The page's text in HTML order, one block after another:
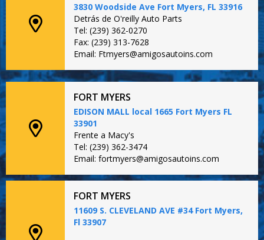
3830 Woodside Ave Fort Myers, FL 33916
Detrás de O'reilly Auto Parts
Tel: (239) 362-0270
Fax: (239) 313-7628
Email: Ftmyers@amigosautoins.com
FORT MYERS
EDISON MALL local 1665 Fort Myers FL
33901
Frente a Macy's
Tel: (239) 362-3474
Email: fortmyers@amigosautoins.com
FORT MYERS
11609 S. CLEVELAND AVE #34 Fort Myers,
Fl 33907